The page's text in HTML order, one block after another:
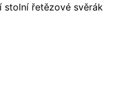
stolní řetězové svěrák